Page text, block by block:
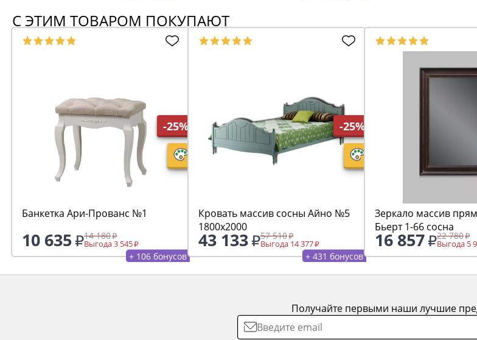
С ЭТИМ ТОВАРОМ ПОКУПАЮТ
-25%
Банкетка Ари-Прованс №1
10 635 14 180
Выгода 3 545
+ 106 бонусов
-25%
Кровать массив сосны Айно №5
1800х2000
43 133 57 510
Выгода 14 377
+ 431 бонусов
Зеркало массив
Бьерт 1-66 сосна
16 857 22 780
Выгода 5
Получайте первыми наши лучшие